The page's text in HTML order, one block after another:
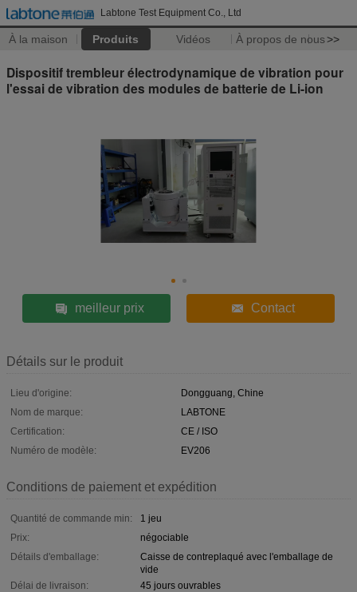
Labtone Test Equipment Co., Ltd
À la maison Produits Vidéos À propos de nous>>
Dispositif trembleur électrodynamique de vibration pour
l'essai de vibration des modules de batterie de Li-ion
meilleur prix Contact
Détails sur le produit
Lieu d'origine:
Dongguang, Chine
Nom de marque:
LABTONE
Certification:
CE / ISO
Numéro de modèle:
EV206
Conditions de paiement et expédition
Quantité de commande min:
1 jeu
Prix:
négociable
Détails d'emballage:
Caisse de contreplaqué avec l'emballage de
vide
Délai de livraison:
45 jours ouvrables